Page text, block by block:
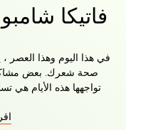
فاتيكا
في هذا اليوم وهذا العصر
صحة شعرك. بعض مشاكل
تواجهها هذه الأيام هي
الشعر الجاف ، الشعر